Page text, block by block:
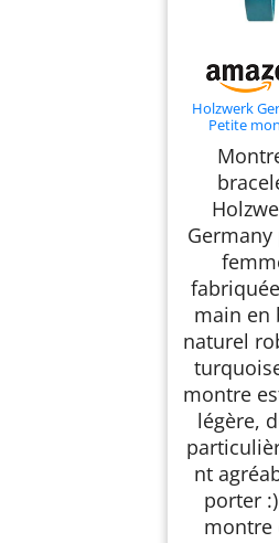
Holzwerk
Petite
femme faite à
- En bois
Classique -
bracelet en
Turquoise
Turquoise/
main en
naturel
montre
légère,
nt
porter
montre